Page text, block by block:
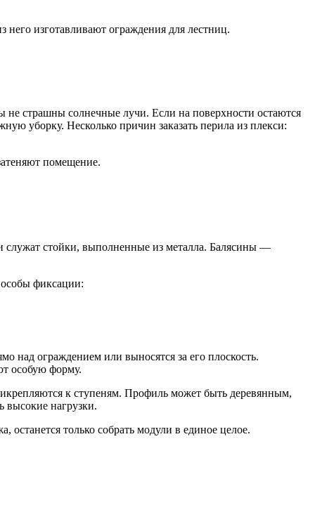
изготавливают ограждения для лестниц.
не страшны солнечные лучи. Если на поверхности остаются
уборку. Несколько причин заказать перила из плекси:
помещение.
служат стойки, выполненные из металла. Балясины —
фиксации:
над ограждением или выносятся за его плоскость.
особую форму.
к ступеням. Профиль может быть деревянным,
высокие нагрузки.
только собрать модули в единое целое.